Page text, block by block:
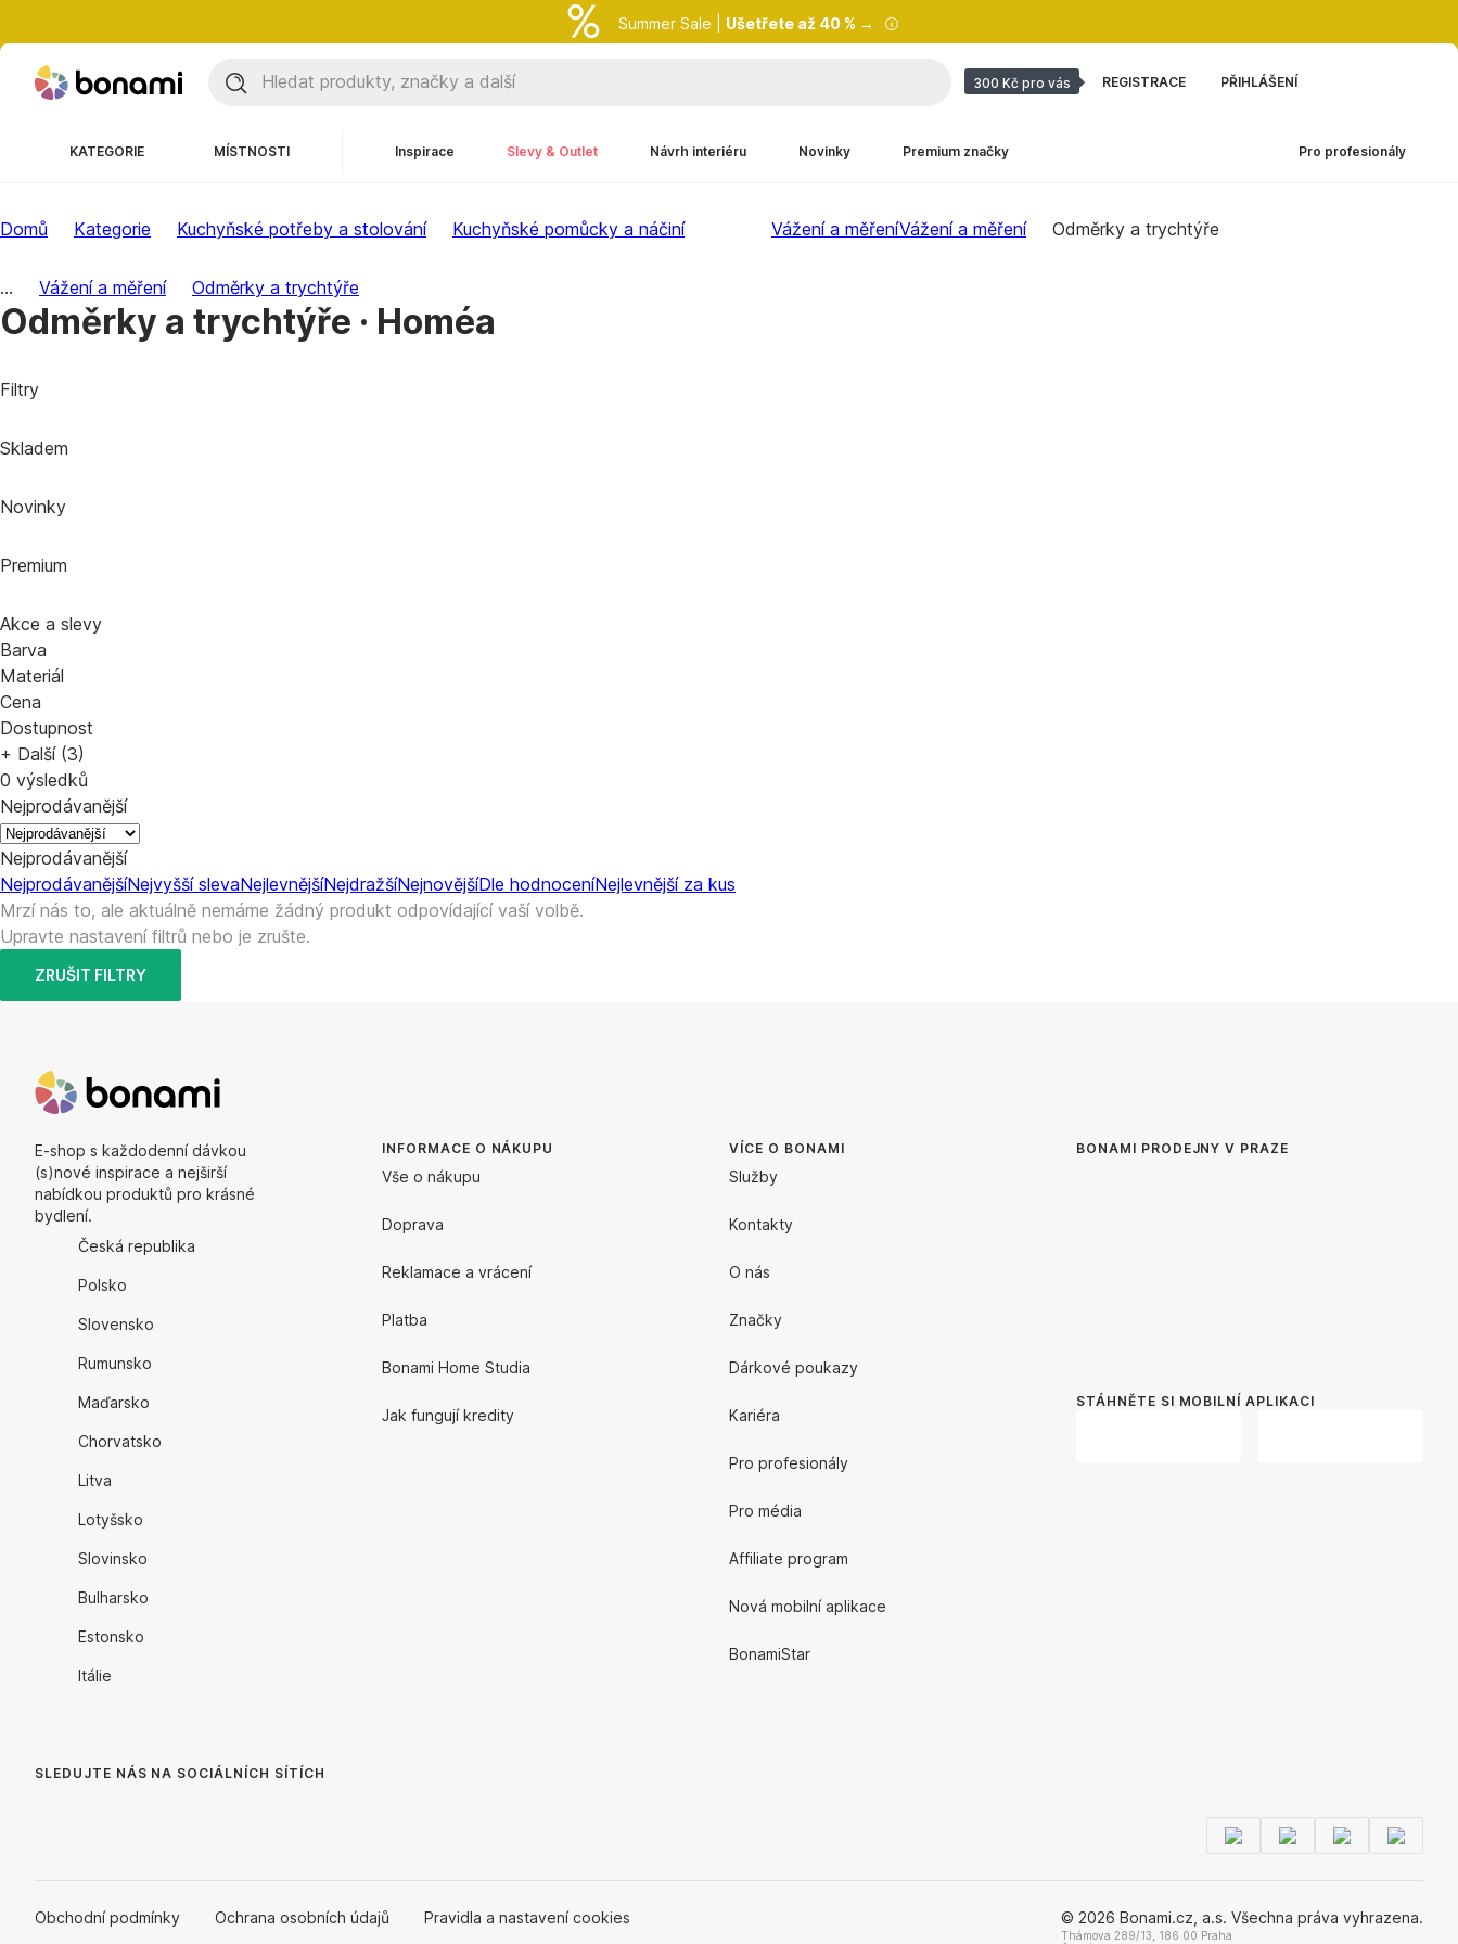
Summer Sale | Ušetřete až 40 % →
300 Kč pro vás REGISTRACE PŘIHLÁŠENÍ
KATEGORIE MÍSTNOSTI Inspirace Slevy & Outlet Návrh interiéru Novinky Premium značky Pro profesionály
Domů Kategorie Kuchyňské potřeby a stolování Kuchyňské pomůcky a náčiní Vážení a měřeníVážení a měření Odměrky a trychtýře
... Vážení a měření Odměrky a trychtýře
Odměrky a trychtýře · Homéa
Filtry
Skladem
Novinky
Premium
Akce a slevy
Barva
Materiál
Cena
Dostupnost
+ Další (3)
0 výsledků
Nejprodávanější
Nejprodávanější
NejprodávanějšíNejvyšší slevaNejlevnějšíNejdražšíNejnovějšíDle hodnoceníNejlevnější za kus
Mrzí nás to, ale aktuálně nemáme žádný produkt odpovídající vaší volbě.
Upravte nastavení filtrů nebo je zrušte.
ZRUŠIT FILTRY
E-shop s každodenní dávkou
(s)nové inspirace a nejširší
nabídkou produktů pro krásné
bydlení.
Česká republika
Polsko
Slovensko
Rumunsko
Maďarsko
Chorvatsko
Litva
Lotyšsko
Slovinsko
Bulharsko
Estonsko
Itálie
INFORMACE O NÁKUPU
Vše o nákupu
Doprava
Reklamace a vrácení
Platba
Bonami Home Studia
Jak fungují kredity
VÍCE O BONAMI
Služby
Kontakty
O nás
Značky
Dárkové poukazy
Kariéra
Pro profesionály
Pro média
Affiliate program
Nová mobilní aplikace
BonamiStar
BONAMI PRODEJNY V PRAZE
STÁHNĚTE SI MOBILNÍ APLIKACI
SLEDUJTE NÁS NA SOCIÁLNÍCH SÍTÍCH
Obchodní podmínky Ochrana osobních údajů Pravidla a nastavení cookies © 2026 Bonami.cz, a.s. Všechna práva vyhrazena.
Thámova 289/13, 186 00 Praha